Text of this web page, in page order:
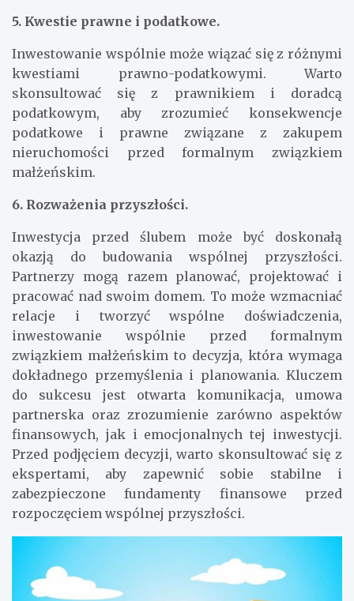
5. Kwestie prawne i podatkowe.
Inwestowanie wspólnie może wiązać się z różnymi
kwestiami prawno-podatkowymi. Warto
skonsultować się z prawnikiem i doradcą
podatkowym, aby zrozumieć konsekwencje
podatkowe i prawne związane z zakupem
nieruchomości przed formalnym związkiem
małżeńskim.
6. Rozważenia przyszłości.
Inwestycja przed ślubem może być doskonałą
okazją do budowania wspólnej przyszłości.
Partnerzy mogą razem planować, projektować i
pracować nad swoim domem. To może wzmacniać
relacje i tworzyć wspólne doświadczenia,
inwestowanie wspólnie przed formalnym
związkiem małżeńskim to decyzja, która wymaga
dokładnego przemyślenia i planowania. Kluczem
do sukcesu jest otwarta komunikacja, umowa
partnerska oraz zrozumienie zarówno aspektów
finansowych, jak i emocjonalnych tej inwestycji.
Przed podjęciem decyzji, warto skonsultować się z
ekspertami, aby zapewnić sobie stabilne i
zabezpieczone fundamenty finansowe przed
rozpoczęciem wspólnej przyszłości.